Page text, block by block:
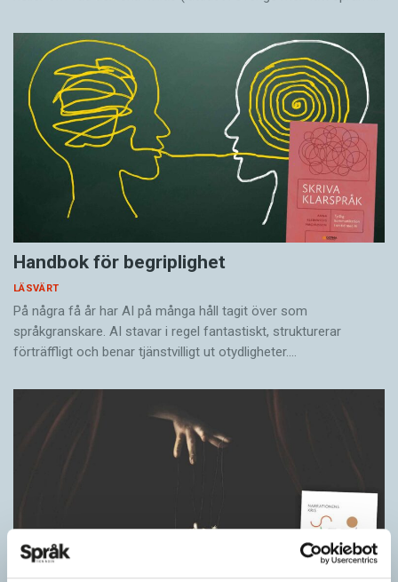
Handbok för begriplighet
LÄSVÄRT
På några få år har AI på många håll tagit över som
språkgranskare. AI stavar i regel fantastiskt, strukturerar
förträffligt och benar tjänstvilligt ut otydligheter.…